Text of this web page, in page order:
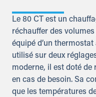
Le 80 CT est un
réchauffer des volumes
équipé d’un
utilisé sur deux
moderne, il est doté de
en cas de besoin. Sa
que les températures